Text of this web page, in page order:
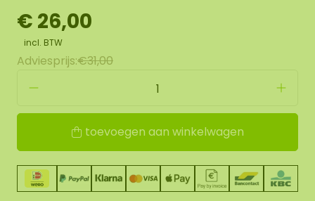
€ 26,00
incl. BTW
Adviesprijs:€31,00
toevoegen aan winkelwagen